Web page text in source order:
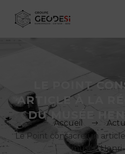
LE POINT
ARTICLE À LA
DU MUSÉE
Accueil
Le Point consacre un
musée